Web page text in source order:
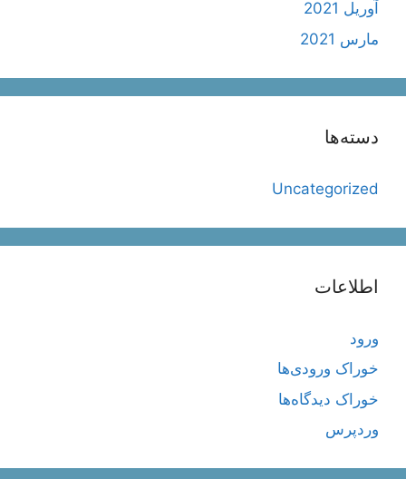
آوریل 2021
مارس 2021
دسته‌ها
Uncategorized
اطلاعات
ورود
خوراک ورودی‌ها
خوراک دیدگاه‌ها
وردپرس